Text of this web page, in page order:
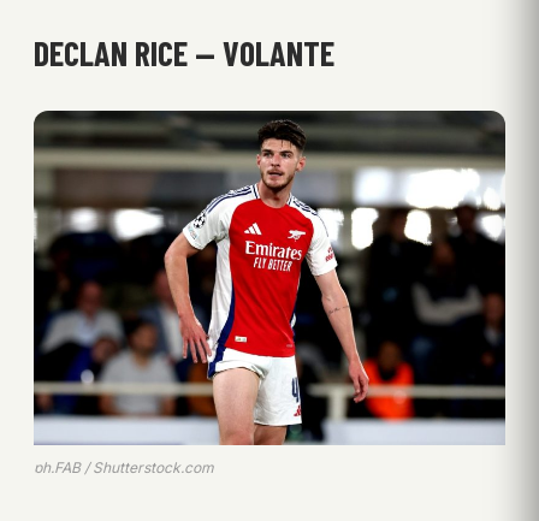
DECLAN RICE — VOLANTE
ph.FAB / Shutterstock.com